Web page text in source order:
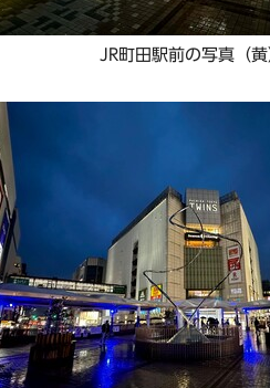
JR町田駅前の写真（